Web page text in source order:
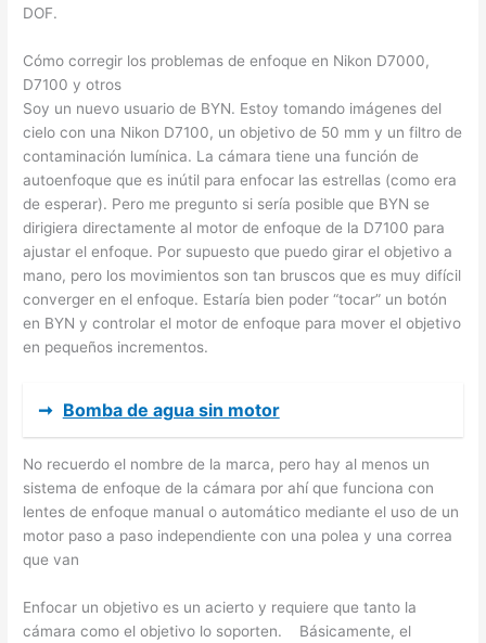
DOF.
Cómo corregir los problemas de enfoque en Nikon D7000,
D7100 y otros
Soy un nuevo usuario de BYN. Estoy tomando imágenes del
cielo con una Nikon D7100, un objetivo de 50 mm y un filtro de
contaminación lumínica. La cámara tiene una función de
autoenfoque que es inútil para enfocar las estrellas (como era
de esperar). Pero me pregunto si sería posible que BYN se
dirigiera directamente al motor de enfoque de la D7100 para
ajustar el enfoque. Por supuesto que puedo girar el objetivo a
mano, pero los movimientos son tan bruscos que es muy difícil
converger en el enfoque. Estaría bien poder “tocar” un botón
en BYN y controlar el motor de enfoque para mover el objetivo
en pequeños incrementos.
➞ Bomba de agua sin motor
No recuerdo el nombre de la marca, pero hay al menos un
sistema de enfoque de la cámara por ahí que funciona con
lentes de enfoque manual o automático mediante el uso de un
motor paso a paso independiente con una polea y una correa
que van
Enfocar un objetivo es un acierto y requiere que tanto la
cámara como el objetivo lo soporten. Básicamente, el